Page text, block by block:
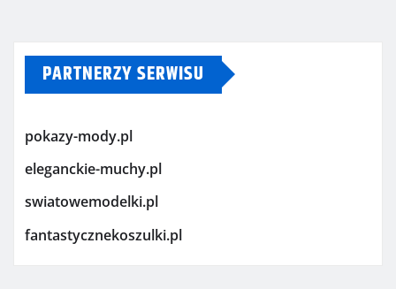
PARTNERZY SERWISU
pokazy-mody.pl
eleganckie-muchy.pl
swiatowemodelki.pl
fantastycznekoszulki.pl